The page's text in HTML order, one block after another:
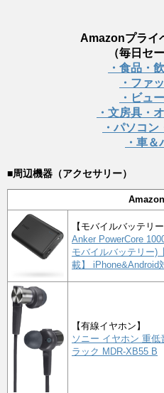
Amazonプライ
（毎日セ
・食品・
・ファ
・ビュ
・文房具・
・パソコ
・車＆
■周辺機器（アクセサリー）
【モバイルバッテリー
Anker PowerCore
モバイルバッテリー)
載】 iPhone&Android
【有線イヤホン】
ソニー イヤホン 重
ラック MDR-XB55 B